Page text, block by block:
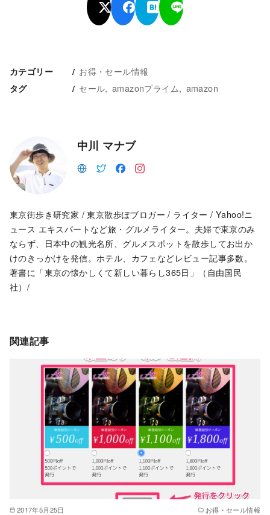
カテゴリー お得・セール情報
タグ セール amazonプライム amazon
中川 マナブ
東京街歩き研究家 / 東京散歩ぽブロガー / ライター / Yahoo!ニ
ュース エキスパートなど旅・グルメライター。夫婦で東京のみ
ならず、日本中の観光名所、グルメスポットを散歩してお出か
けのきっかけを発信。ホテル、カフェなどレビュー記事多数。
著書に「東京の懐かしくて新しい暮らし365日」（自由国民
社）/
関連記事
2017年5月25日 お得・セール情報